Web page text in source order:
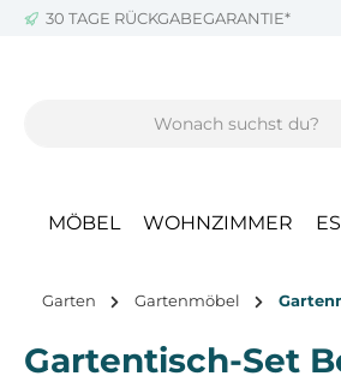
Hauptinhalt springen
Zur Suche springen
Zur Hauptnavigation springen
30 TAGE RÜCKGABEGARANTIE*
MÖBEL WOHNZIMMER
Garten Gartenmöbel
Gartentisch-Set